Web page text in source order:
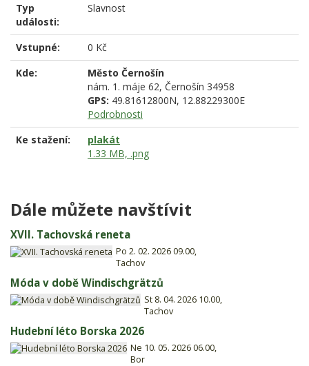
Typ
události:
Slavnost
Vstupné:
0 Kč
Kde:
Město Černošín
nám. 1. máje 62, Černošín 34958
GPS: 49.81612800N, 12.88229300E
Podrobnosti
Ke stažení:
plakát
1.33 MB, .png
Dále můžete navštívit
XVII. Tachovská reneta
Po 2. 02. 2026 09.00,
Tachov
Móda v době Windischgrätzů
St 8. 04. 2026 10.00,
Tachov
Hudební léto Borska 2026
Ne 10. 05. 2026 06.00,
Bor